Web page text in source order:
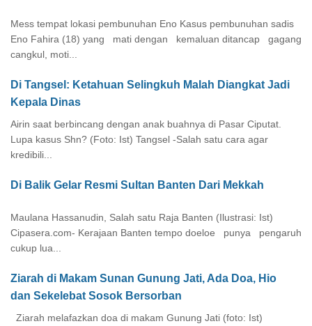
Mess tempat lokasi pembunuhan Eno Kasus pembunuhan sadis
Eno Fahira (18) yang mati dengan kemaluan ditancap gagang
cangkul, moti...
Di Tangsel: Ketahuan Selingkuh Malah Diangkat Jadi
Kepala Dinas
Airin saat berbincang dengan anak buahnya di Pasar Ciputat.
Lupa kasus Shn? (Foto: Ist) Tangsel -Salah satu cara agar
kredibili...
Di Balik Gelar Resmi Sultan Banten Dari Mekkah
Maulana Hassanudin, Salah satu Raja Banten (Ilustrasi: Ist)
Cipasera.com- Kerajaan Banten tempo doeloe punya pengaruh
cukup lua...
Ziarah di Makam Sunan Gunung Jati, Ada Doa, Hio
dan Sekelebat Sosok Bersorban
Ziarah melafazkan doa di makam Gunung Jati (foto: Ist)